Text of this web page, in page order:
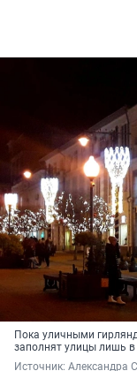
Пока уличными
заполнят улицы лишь в
Источник: Александра